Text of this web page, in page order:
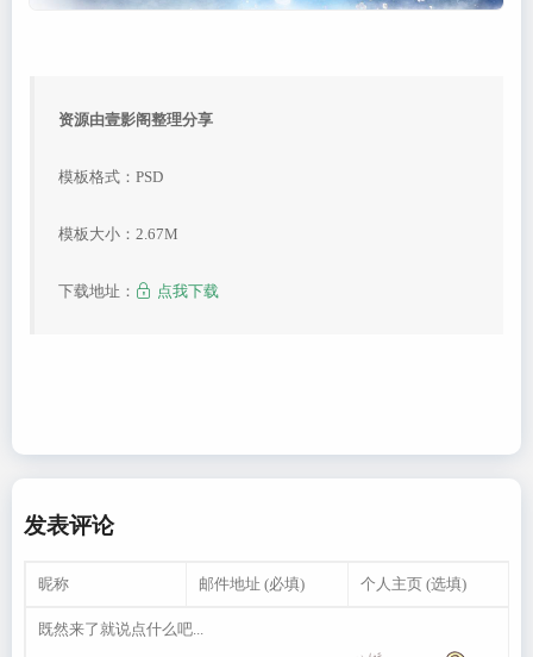
资源由壹影阁整理分享
模板格式：PSD
模板大小：2.67M
下载地址： 点我下载
发表评论